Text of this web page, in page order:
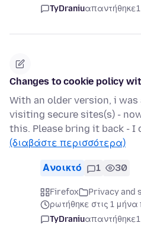
TyDraniuαπαντήθηκε
Changes to cookie policy
With an older version, i
visiting secure sites(s) -
this. Please bring it back -
(διαβάστε περισσότερα)
Ανοικτό 1 30
Firefox
Privacy and
ρωτήθηκε στις 1 μήνα
TyDraniuαπαντήθηκε